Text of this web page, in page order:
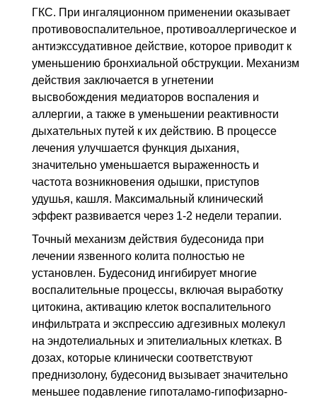
ГКС. При ингаляционном применении оказывает
противовоспалительное, противоаллергическое и
антиэкссудативное действие, которое приводит к
уменьшению бронхиальной обструкции. Механизм
действия заключается в угнетении
высвобождения медиаторов воспаления и
аллергии, а также в уменьшении реактивности
дыхательных путей к их действию. В процессе
лечения улучшается функция дыхания,
значительно уменьшается выраженность и
частота возникновения одышки, приступов
удушья, кашля. Максимальный клинический
эффект развивается через 1-2 недели терапии.
Точный механизм действия будесонида при
лечении язвенного колита полностью не
установлен. Будесонид ингибирует многие
воспалительные процессы, включая выработку
цитокина, активацию клеток воспалительного
инфильтрата и экспрессию адгезивных молекул
на эндотелиальных и эпителиальных клетках. В
дозах, которые клинически соответствуют
преднизолону, будесонид вызывает значительно
меньшее подавление гипоталамо-гипофизарно-